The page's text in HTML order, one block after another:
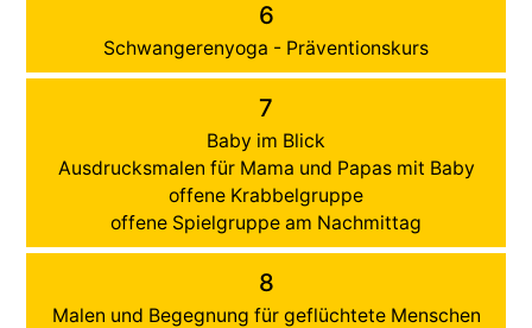
6
Schwangerenyoga - Präventionskurs
7
Baby im Blick
Ausdrucksmalen für Mama und Papas mit Baby
offene Krabbelgruppe
offene Spielgruppe am Nachmittag
8
Malen und Begegnung für geflüchtete Menschen